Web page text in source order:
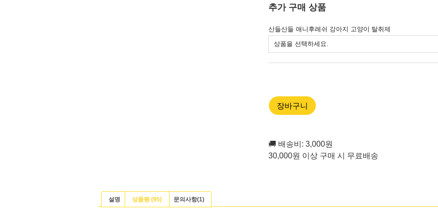
추가 구매 상품
산들산들 애니후레쉬 강아지 고양이 탈취제
상품을 선택하세요.
장바구니
🚚 배송비: 3,000원
30,000원 이상 구매 시 무료배송
설명 상품평 (95) 문의사항(1)